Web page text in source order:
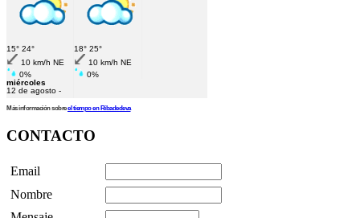
Más información sobreel tiempo en Ribadedeva
CONTACTO
Email
Nombre